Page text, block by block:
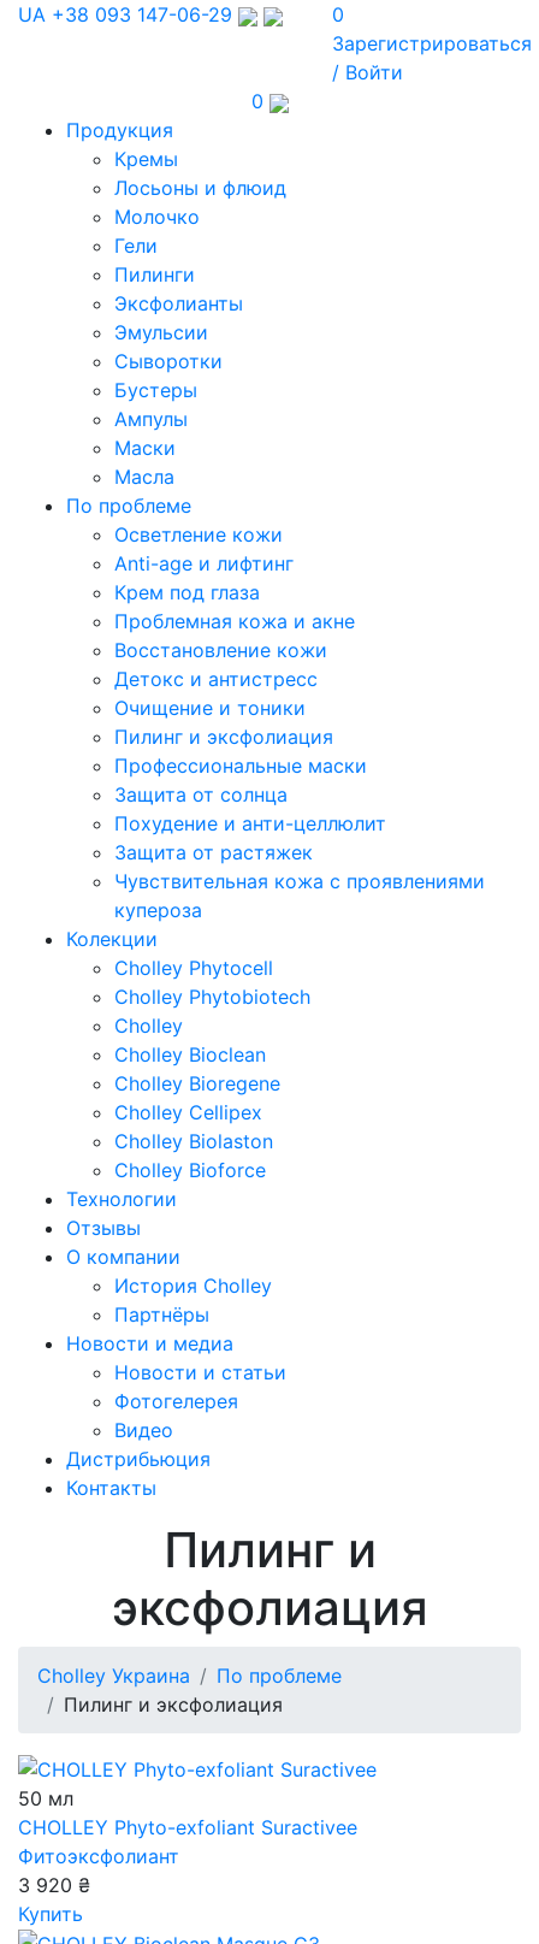
UA +38 093 147-06-29
0
Зарегистрироваться
/ Войти
0
Продукция
Кремы
Лосьоны и флюид
Молочко
Гели
Пилинги
Эксфолианты
Эмульсии
Сыворотки
Бустеры
Ампулы
Маски
Масла
По проблеме
Осветление кожи
Anti-age и лифтинг
Крем под глаза
Проблемная кожа и акне
Восстановление кожи
Детокс и антистресс
Очищение и тоники
Пилинг и эксфолиация
Профессиональные маски
Защита от солнца
Похудение и анти-целлюлит
Защита от растяжек
Чувствительная кожа с проявлениями
купероза
Колекции
Cholley Phytocell
Cholley Phytobiotech
Cholley
Cholley Bioclean
Cholley Bioregene
Cholley Cellipex
Cholley Biolaston
Cholley Bioforce
Технологии
Отзывы
О компании
История Cholley
Партнёры
Новости и медиа
Новости и статьи
Фотогелерея
Видео
Дистрибьюция
Контакты
Пилинг и
эксфолиация
Cholley Украина
По проблеме
Пилинг и эксфолиация
50 мл
CHOLLEY Phyto-exfoliant Suractivee
Фитоэксфолиант
3 920 ₴
Купить